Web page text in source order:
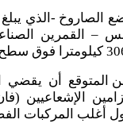
– القمرين
سطح الأرض.
المتوقع أن يقضي
الإشعاعيين
أغلب المركبات